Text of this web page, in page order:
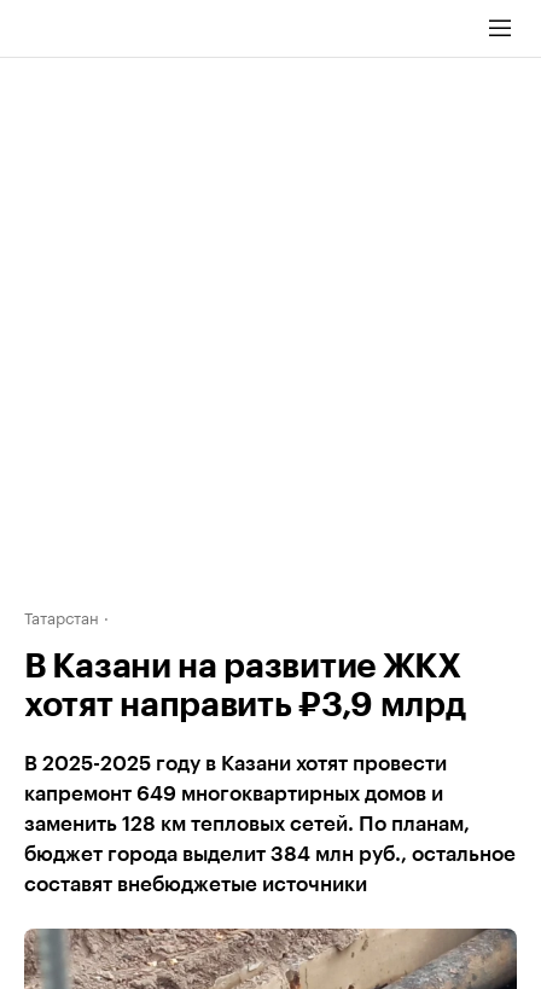
Татарстан
В Казани на развитие ЖКХ
хотят направить ₽3,9 млрд
В 2025-2025 году в Казани хотят провести
капремонт 649 многоквартирных домов и
заменить 128 км тепловых сетей. По планам,
бюджет города выделит 384 млн руб., остальное
составят внебюджетые источники